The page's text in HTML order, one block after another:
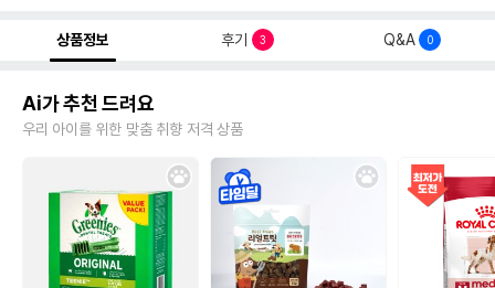
상품정보 후기 3 Q&A 0
Ai가 추천 드려요
우리 아이를 위한 맞춤 취향 저격 상품